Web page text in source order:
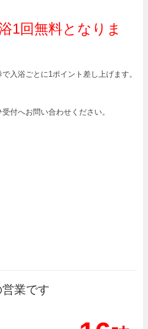
1回無料となりま
入浴ごとに1ポイント差し上げます。
付へお問い合わせください。
業です